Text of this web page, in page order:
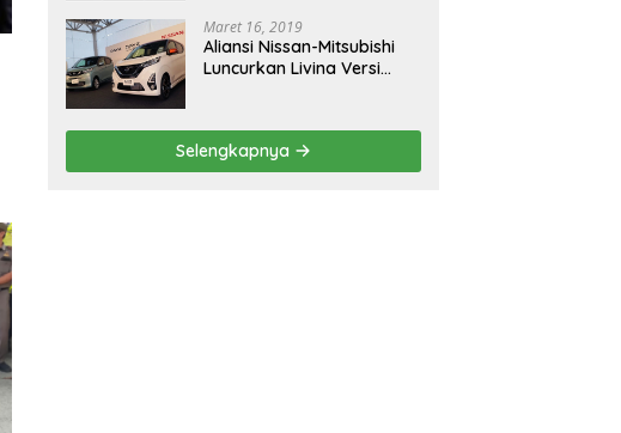
Maret 16, 2019
Aliansi Nissan-Mitsubishi
Luncurkan Livina Versi
Selengkapnya